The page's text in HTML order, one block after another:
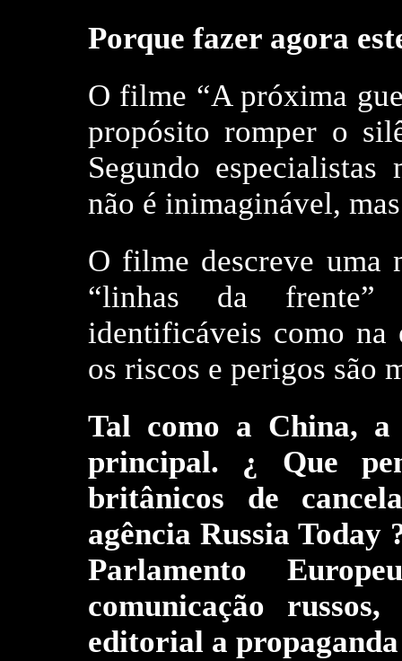
Porque fazer agora
O filme “A próxima
propósito romper o
Segundo
não é inimaginável,
O filme descreve uma
“linhas da
identificáveis como na
os riscos e perigos são
Tal como a China, a
principal. ¿ Que
britânicos de
agência Russia Today
Parlamento
comunicação
editorial a